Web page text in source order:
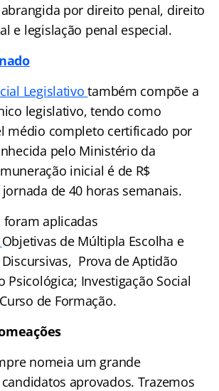
por direito penal, direito
e legislação penal especial.
Legislativotambém compõe a
legislativo, tendo como
médio completo certificado por
pelo Ministério da
inicial é de R$
jornada de 40 horas semanais.
foram aplicadas
Objetivas de Múltipla Escolha e
Prova de Aptidão
Psicológica; Investigação Social
de Formação.
nomeia um grande
aprovados. Trazemos